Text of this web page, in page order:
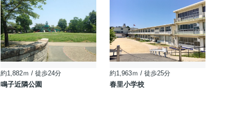
約1,882ｍ / 徒歩24分
鳴子近隣公園
約1,963ｍ / 徒歩25分
春里小学校